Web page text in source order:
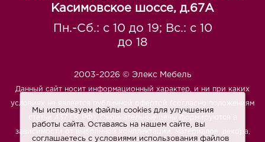
Касимовское шоссе, д.67A
Пн.-Сб.: с 10 до 19; Вс.: с 10
до 18
2003-2026 © Элекс Мебель
Данный сайт носит информационный характер, и ни при каких
условиях не является публичной офертой (согласно положениям
статьи 437 ГК РФ). Окончательные цены формируются в
зависимости от выбранной комплектации, материалов, декора,
Мы используем файлы cookies для улучшения
работы сайта. Оставаясь на нашем сайте, вы
соглашаетесь с условиями использования файлов